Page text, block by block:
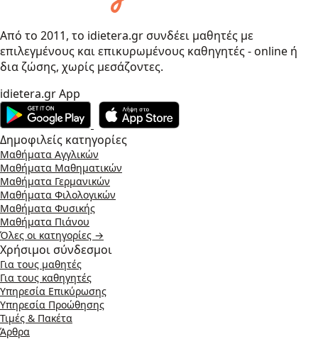
Από το 2011, το idietera.gr συνδέει μαθητές με
επιλεγμένους και επικυρωμένους καθηγητές - online ή
δια ζώσης, χωρίς μεσάζοντες.
idietera.gr App
Δημοφιλείς κατηγορίες
Μαθήματα Αγγλικών
Μαθήματα Μαθηματικών
Μαθήματα Γερμανικών
Μαθήματα Φιλολογικών
Μαθήματα Φυσικής
Μαθήματα Πιάνου
Όλες οι κατηγορίες →
Χρήσιμοι σύνδεσμοι
Για τους μαθητές
Για τους καθηγητές
Υπηρεσία Επικύρωσης
Υπηρεσία Προώθησης
Τιμές & Πακέτα
Άρθρα